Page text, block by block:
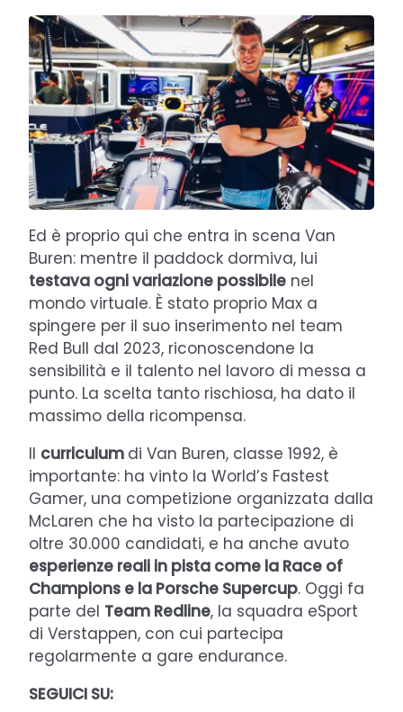
Ed è proprio qui che entra in scena Van
Buren: mentre il paddock dormiva, lui
testava ogni variazione possibile nel
mondo virtuale. È stato proprio Max a
spingere per il suo inserimento nel team
Red Bull dal 2023, riconoscendone la
sensibilità e il talento nel lavoro di messa a
punto. La scelta tanto rischiosa, ha dato il
massimo della ricompensa.
Il curriculum di Van Buren, classe 1992, è
importante: ha vinto la World’s Fastest
Gamer, una competizione organizzata dalla
McLaren che ha visto la partecipazione di
oltre 30.000 candidati, e ha anche avuto
esperienze reali in pista come la Race of
Champions e la Porsche Supercup. Oggi fa
parte del Team Redline, la squadra eSport
di Verstappen, con cui partecipa
regolarmente a gare endurance.
SEGUICI SU: